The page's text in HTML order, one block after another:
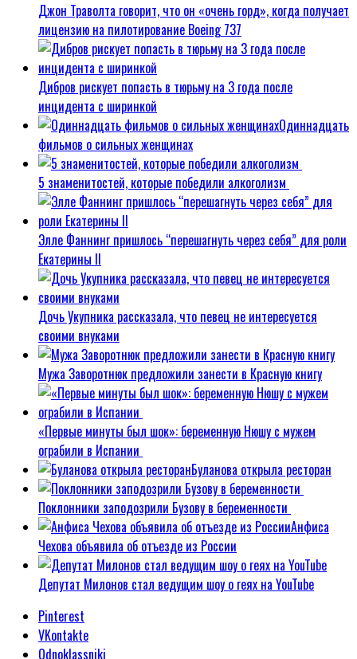
Джон Траволта говорит, что он «очень горд», когда получает
лицензию на пилотирование Boeing 737
Дибров рискует попасть в тюрьму на 3 года после
инцидента с ширинкой
Одиннадцать
фильмов о сильных женщинах
5 знаменитостей, которые победили алкоголизм
Элле Фаннинг пришлось “перешагнуть через себя” для роли
Екатерины II
Дочь Укупника рассказала, что певец не интересуется
своими внуками
Мужа Заворотнюк предложили занести в Красную книгу
«Первые минуты был шок»: беременную Нюшу с мужем
ограбили в Испании
Буланова открыла ресторан
Поклонники заподозрили Бузову в беременности
Анфиса
Чехова объявила об отъезде из России
Депутат Милонов стал ведущим шоу о геях на YouTube
Pinterest
VKontakte
Odnoklassniki